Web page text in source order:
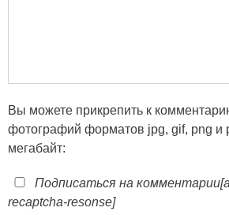
Вы можете прикрепить к
фотографий форматов jpg, gif, png и
мегабайт:
Подписаться на комментарии
recaptcha-resonse]